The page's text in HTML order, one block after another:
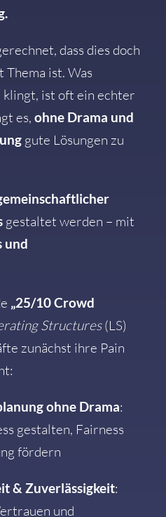
dass dies doch
ist. Was
klingt, ist oft ein echter
es, ohne Drama und
gute Lösungen zu
gestaltet werden – mit
und
„25/10 Crowd
Structures(LS)
zunächst ihre Pain
ohne Drama:
gestalten, Fairness
fördern
& Zuverlässigkeit:
und